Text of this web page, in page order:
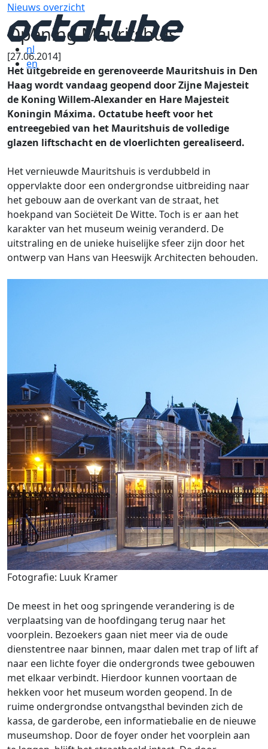
nl
en
Nieuws overzicht
Opening Mauritshuis
[27.06.2014]
Het uitgebreide en gerenoveerde Mauritshuis in Den
Haag wordt vandaag geopend door Zijne Majesteit
de Koning Willem-Alexander en Hare Majesteit
Koningin Máxima. Octatube heeft voor het
entreegebied van het Mauritshuis de volledige
glazen liftschacht en de vloerlichten gerealiseerd.
Het vernieuwde Mauritshuis is verdubbeld in
oppervlakte door een ondergrondse uitbreiding naar
het gebouw aan de overkant van de straat, het
hoekpand van Sociëteit De Witte. Toch is er aan het
karakter van het museum weinig veranderd. De
uitstraling en de unieke huiselijke sfeer zijn door het
ontwerp van Hans van Heeswijk Architecten behouden.
Fotografie: Luuk Kramer
De meest in het oog springende verandering is de
verplaatsing van de hoofdingang terug naar het
voorplein. Bezoekers gaan niet meer via de oude
dienstentree naar binnen, maar dalen met trap of lift af
naar een lichte foyer die ondergronds twee gebouwen
met elkaar verbindt. Hierdoor kunnen voortaan de
hekken voor het museum worden geopend. In de
ruime ondergrondse ontvangsthal bevinden zich de
kassa, de garderobe, een informatiebalie en de nieuwe
museumshop. Door de foyer onder het voorplein aan